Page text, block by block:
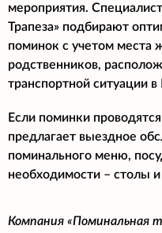
мероприятия.
Трапеза» подбирают
поминок с учетом места
родственников,
транспортной ситуации
Если поминки
предлагает выездное
поминального меню,
необходимости – столы и
Компания «Поминальная